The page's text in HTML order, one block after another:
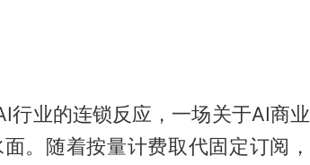
业的连锁反应，一场关于AI商业
。随着按量计费取代固定订阅，